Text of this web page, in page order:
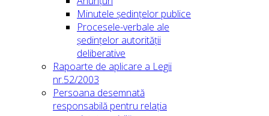
Minutele ședințelor publice
Procesele-verbale ale
ședințelor autorității
deliberative
Rapoarte de aplicare a Legii
nr.52/2003
Persoana desemnată
responsabilă pentru relația